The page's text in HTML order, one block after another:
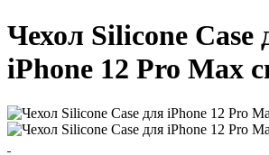
Чехол Silicone Case
iPhone 12 Pro Max